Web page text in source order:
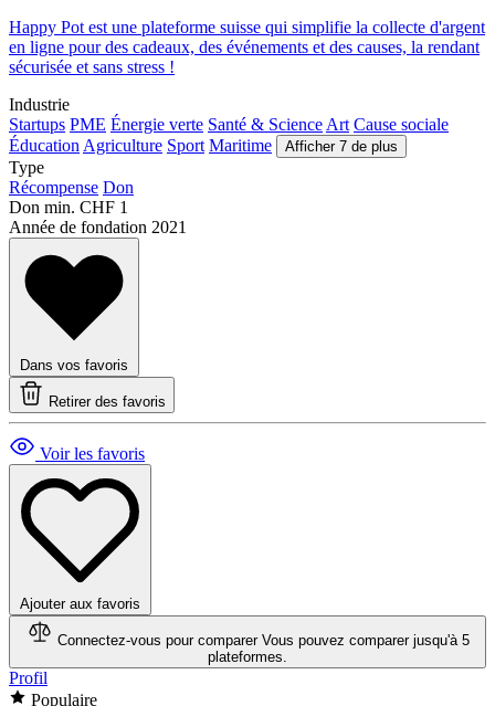
Happy Pot est une plateforme suisse qui simplifie la collecte d'argent
en ligne pour des cadeaux, des événements et des causes, la rendant
sécurisée et sans stress !
Industrie
Startups PME Énergie verte Santé & Science Art Cause sociale
Éducation Agriculture Sport Maritime Afficher 7 de plus
Type
Récompense Don
Don min. CHF 1
Année de fondation 2021
Dans vos favoris
Retirer des favoris
Voir les favoris
Ajouter aux favoris
Connectez-vous pour comparer Vous pouvez comparer jusqu'à 5
plateformes.
Profil
Populaire